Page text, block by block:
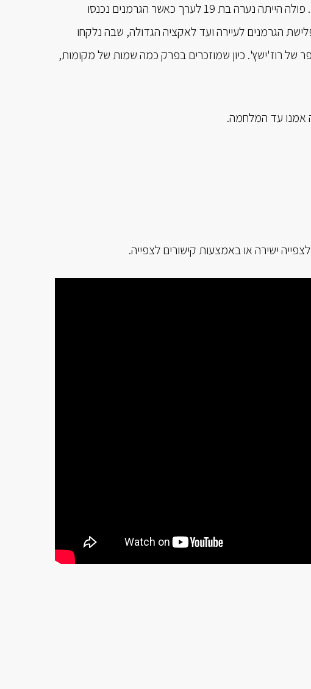
סיורנו ברוז'ישץ' תוכנן על פי זיכרונותיה של אמנו, פולה מלמד. פולה הייתה נערה בת 19 לערך כאשר הגרמנים נכנסו
הגרמנים לעיירה ועד לאקציה הגדולה, שבה נלקחו
של רוז'ישץ'. כיון שמוזכרים בפרק כמה שמות של מקומות,
אמנו עד המלחמה.
ישירה או באמצעות קישורים לצפייה.